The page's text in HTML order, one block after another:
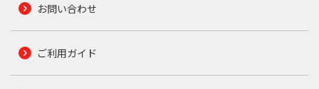
お問い合わせ
ご利用ガイド